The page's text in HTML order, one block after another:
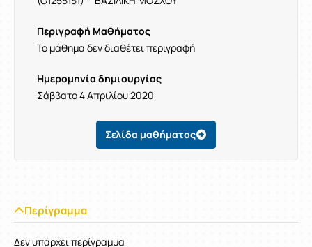
Περιγραφή Μαθήματος
Το μάθημα δεν διαθέτει περιγραφή
Ημερομηνία δημιουργίας
Σάββατο 4 Απριλίου 2020
Σελίδα μαθήματος
Περίγραμμα
Δεν υπάρχει περίγραμμα